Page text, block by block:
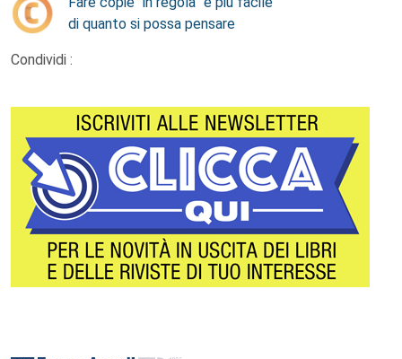
di quanto si possa pensare
Condividi :